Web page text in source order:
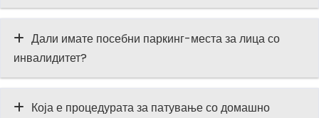
Дали имате посебни паркинг-места за лица со
инвалидитет?
Која е процедурата за патување со домашно